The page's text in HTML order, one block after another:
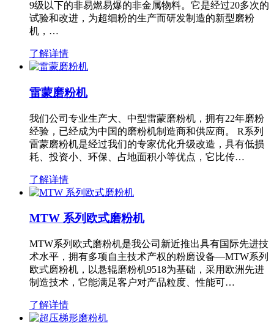
9级以下的非易燃易爆的非金属物料。它是经过20多次的
试验和改进，为超细粉的生产而研发制造的新型磨粉
机，…
了解详情
雷蒙磨粉机
我们公司专业生产大、中型雷蒙磨粉机，拥有22年磨粉
经验，已经成为中国的磨粉机制造商和供应商。 R系列
雷蒙磨粉机是经过我们的专家优化升级改造，具有低损
耗、投资小、环保、占地面积小等优点，它比传…
了解详情
MTW 系列欧式磨粉机
MTW系列欧式磨粉机是我公司新近推出具有国际先进技
术水平，拥有多项自主技术产权的粉磨设备—MTW系列
欧式磨粉机，以悬辊磨粉机9518为基础，采用欧洲先进
制造技术，它能满足客户对产品粒度、性能可…
了解详情